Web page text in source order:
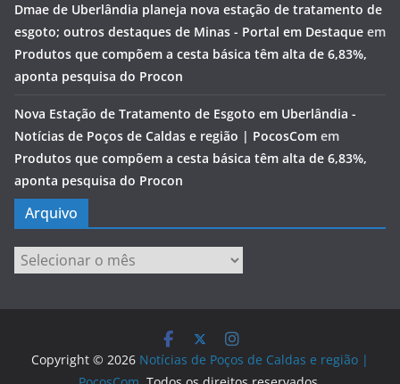
Dmae de Uberlândia planeja nova estação de tratamento de
esgoto; outros destaques de Minas - Portal em Destaque em
Produtos que compõem a cesta básica têm alta de 6,83%,
aponta pesquisa do Procon
Nova Estação de Tratamento de Esgoto em Uberlândia -
Notícias de Poços de Caldas e região | PocosCom em
Produtos que compõem a cesta básica têm alta de 6,83%,
aponta pesquisa do Procon
Arquivo
Arquivo
Copyright © 2026 Notícias de Poços de Caldas e região |